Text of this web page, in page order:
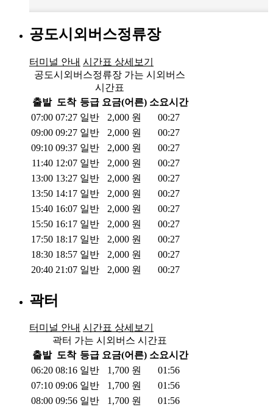
공도시외버스정류장
터미널 안내 시간표 상세보기
공도시외버스정류장 가는 시외버스
시간표
출발 도착 등급 요금(어른) 소요시간
07:00 07:27 일반 2,000 원
00:27
09:00 09:27 일반 2,000 원
00:27
09:10 09:37 일반 2,000 원
00:27
11:40 12:07 일반 2,000 원
00:27
13:00 13:27 일반 2,000 원
00:27
13:50 14:17 일반 2,000 원
00:27
15:40 16:07 일반 2,000 원
00:27
15:50 16:17 일반 2,000 원
00:27
17:50 18:17 일반 2,000 원
00:27
18:30 18:57 일반 2,000 원
00:27
20:40 21:07 일반 2,000 원 00:27
곽터
터미널 안내 시간표 상세보기
곽터 가는 시외버스 시간표
출발 도착 등급 요금(어른) 소요시간
06:20 08:16 일반 1,700 원
01:56
07:10 09:06 일반 1,700 원
01:56
08:00 09:56 일반 1,700 원
01:56